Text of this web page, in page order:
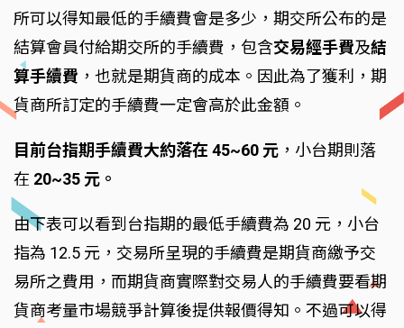
所可以得知最低的手續費會是多少，期交所公布的是
結算會員付給期交所的手續費，包含交易經手費及結
算手續費 ，也就是期貨商的成本。因此為了獲利，期
貨商所訂定的手續費一定會高於此金額。
目前台指期手續費大約落在 45~60 元 ，小台期則落
在 20~35 元。
由下表可以看到台指期的最低手續費為 20 元，小台
指為 12.5 元，交易所呈現的手續費是期貨商繳予交
易所之費用，而期貨商實際對交易人的手續費要看期
貨商考量市場競爭計算後提供報價得知。不過可以得